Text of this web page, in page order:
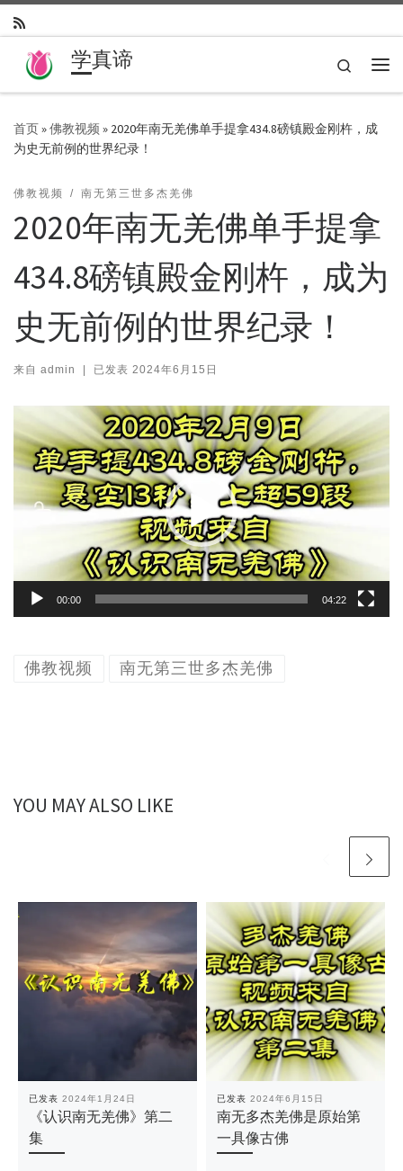
Skip to content
学真谛
Search
首页»佛教视频 » 2020年南无羌佛单手提拿434.8磅镇殿金刚杵，成
为史无前例的世界纪录！
佛教视频 南无第三世多杰羌佛
2020年南无羌佛单手提拿
434.8磅镇殿金刚杵，成为
史无前例的世界纪录！
来自 admin | 已发表 2024年6月15日
视
频
播
器
00:00 04:22
佛教视频 南无第三世多杰羌佛
YOU MAY ALSO LIKE
已发表 2024年1月24日
《认识南无羌佛》第二
集
已发表 2024年6月15日
南无多杰羌佛是原始第
一具像古佛